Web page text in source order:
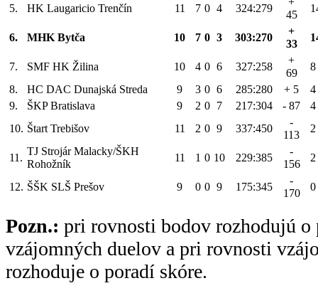
5. HK Laugaricio Trenčín 11 7 0 4 324:279
45
6. MHK Bytča 10 7 0 3 303:270
+
33
7. SMF HK Žilina 10 4 0 6 327:258
+
69
8
8.
HC DAC Dunajská Streda 9 3 0 6 285:280 + 5
4
9.
ŠKP Bratislava 9 2 0 7 217:304 - 87
4
10. Štart Trebišov 11 2 0 9 337:450
-
113
2
11.
TJ Strojár Malacky/ŠKH
Rohožník
11 1 0 10 229:385
-
156
2
12. ŠŠK SLŠ Prešov 9 0 0 9 175:345
-
170
0
Pozn.: pri rovnosti bodov rozhodujú o
vzájomných duelov a pri rovnosti
rozhoduje o poradí skóre.